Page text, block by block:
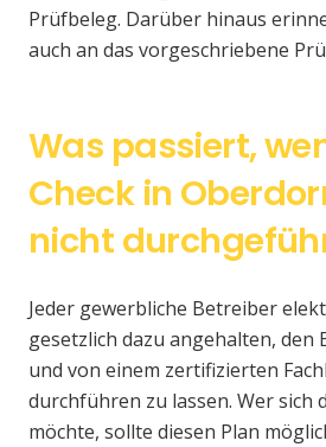
Prüfbeleg. Darüber hinaus
auch an das vorgeschriebene
Was passiert,
Check in
nicht
Jeder gewerbliche Betreiber
gesetzlich dazu angehalten, den
und von einem zertifizierten
durchführen zu lassen. Wer sich
möchte, sollte diesen Plan